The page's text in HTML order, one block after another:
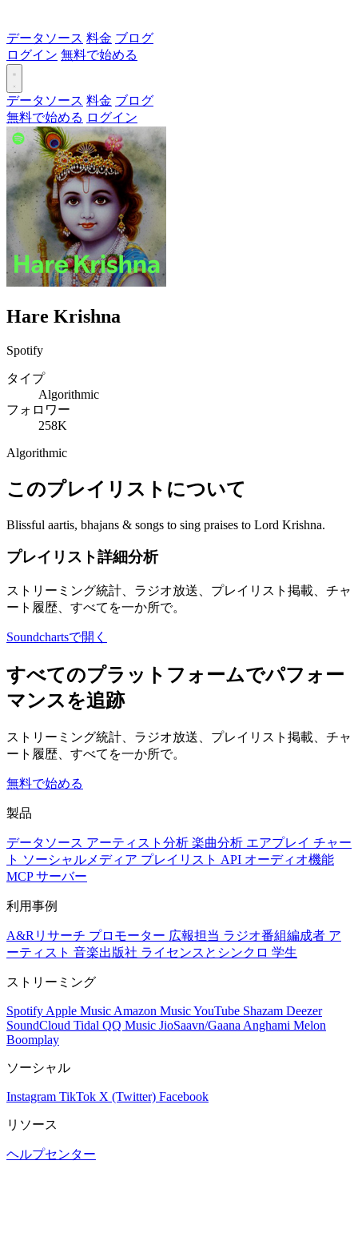
データソース 料金 ブログ
ログイン 無料で始める
データソース 料金 ブログ
無料で始める ログイン
Hare Krishna
Spotify
タイプ
Algorithmic
フォロワー
258K
Algorithmic
このプレイリストについて
Blissful aartis, bhajans & songs to sing praises to Lord Krishna.
プレイリスト詳細分析
ストリーミング統計、ラジオ放送、プレイリスト掲載、チャ
ート履歴、すべてを一か所で。
Soundchartsで開く
すべてのプラットフォームでパフォー
マンスを追跡
ストリーミング統計、ラジオ放送、プレイリスト掲載、チャ
ート履歴、すべてを一か所で。
無料で始める
製品
データソース アーティスト分析 楽曲分析 エアプレイ チャー
ト ソーシャルメディア プレイリスト API オーディオ機能
MCP サーバー
利用事例
A&Rリサーチ プロモーター 広報担当 ラジオ番組編成者 ア
ーティスト 音楽出版社 ライセンスとシンクロ 学生
ストリーミング
Spotify Apple Music Amazon MusicYouTube Shazam Deezer
SoundCloud Tidal QQ Music JioSaavn/Gaana Anghami Melon
Boomplay
ソーシャル
Instagram TikTok X (Twitter) Facebook
リソース
ヘルプセンター